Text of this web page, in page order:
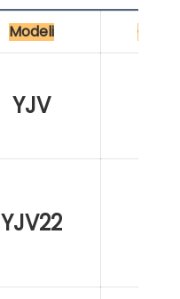
Modeli
YJV
YJV22